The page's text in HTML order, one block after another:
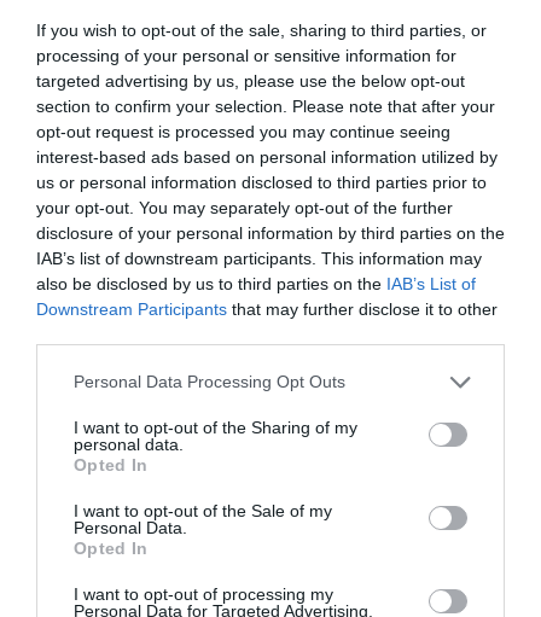
If you wish to opt-out of the sale, sharing to third parties, or
processing of your personal or sensitive information for
targeted advertising by us, please use the below opt-out
section to confirm your selection. Please note that after your
opt-out request is processed you may continue seeing
interest-based ads based on personal information utilized by
us or personal information disclosed to third parties prior to
your opt-out. You may separately opt-out of the further
disclosure of your personal information by third parties on the
IAB’s list of downstream participants. This information may
also be disclosed by us to third parties on the IAB’s List of
Downstream Participants that may further disclose it to other
Please note that this website/app uses one or more Google
not limited to your visit or usage behaviour. You may click to
grant or deny consent to Google and its third-party tags to
use your data for below specified purposes in below Google
consent section.
Personal Data Processing Opt Outs
I want to opt-out of the Sharing of my
personal data.
Opted In
I want to opt-out of the Sale of my
Personal Data.
Opted In
I want to opt-out of processing my
Personal Data for Targeted Advertising.
Πανεπιστήμιο Δυτικής Αττικής
39. Πυρομάλης Δημήτριος, Αναπλ.
Καθηγητής, Πανεπιστήμιο Δυτικής
Αττικής
40. Ρούνη Παναγιώτα, Λεκτόρισσα, Εθνικό
41. Σαμαράς Νικόλαος, Λέκτορας,
42. Σαμουηλίδης Ιησούς-Εμμανουήλ,